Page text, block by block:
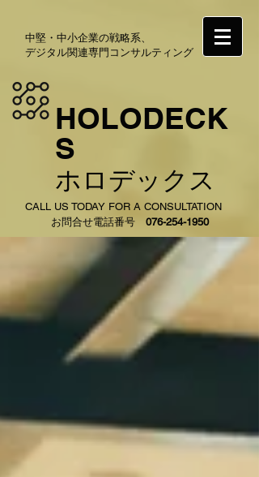
中堅・中小企業の戦略系、
デジタル関連専門コンサルティング
HOLODECK
S
ホロデックス
CALL US TODAY FOR A CONSULTATION
お問合せ電話番号 076-254-1950